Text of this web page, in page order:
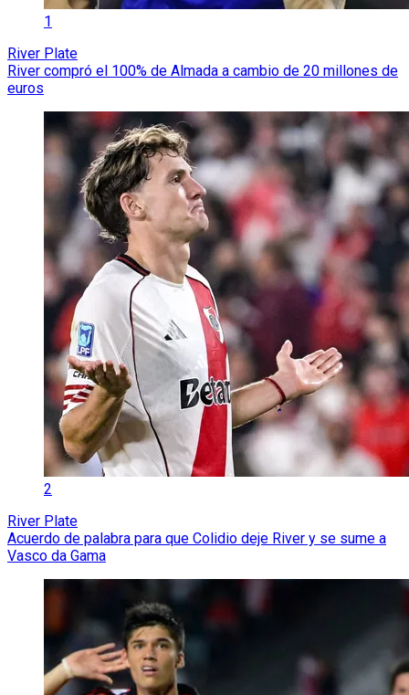
1
River Plate
River compró el 100% de Almada a cambio de 20 millones de
euros
2
River Plate
Acuerdo de palabra para que Colidio deje River y se sume a
Vasco da Gama